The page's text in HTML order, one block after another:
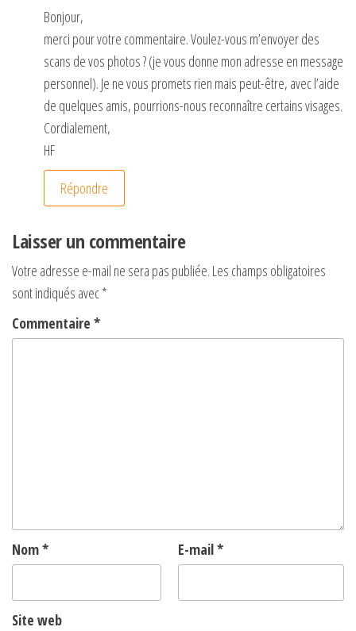
Bonjour,
merci pour votre commentaire. Voulez-vous m’envoyer des
scans de vos photos ? (je vous donne mon adresse en message
personnel). Je ne vous promets rien mais peut-être, avec l’aide
de quelques amis, pourrions-nous reconnaître certains visages.
Cordialement,
HF
Répondre
Laisser un commentaire
Votre adresse e-mail ne sera pas publiée. Les champs obligatoires
sont indiqués avec*
Commentaire *
Nom* E-mail*
Site web